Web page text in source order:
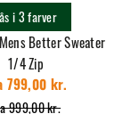
Better Sweater
1/4 Zip
999,00 kr.
799,00 kr.
i 3 farver